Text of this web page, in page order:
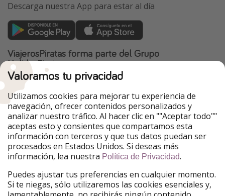
Descarga nuestra App para estar al día
ViajerosPiratas forma parte del Grupo
HolidayPirates
Nuestros mercados
PiratinViaggio
HolidayPirates
VakantiePiraten
WakacyjniPiraci
VoyagesPirates
Ferienpiraten
Urlaubspiraten
Urlaubspiraten
TravelPirates
Nuestro grupo
HolidayPirates Group
Conócenos mejor Información legal
Valoramos tu privacidad
Utilizamos cookies para mejorar tu experiencia de
navegación, ofrecer contenidos personalizados y
analizar nuestro tráfico. Al hacer clic en ""Aceptar todo""
aceptas esto y consientes que compartamos esta
información con terceros y que tus datos puedan ser
procesados en Estados Unidos. Si deseas más
información, lea nuestra Política de Privacidad.
Puedes ajustar tus preferencias en cualquier momento.
Si te niegas, sólo utilizaremos las cookies esenciales y,